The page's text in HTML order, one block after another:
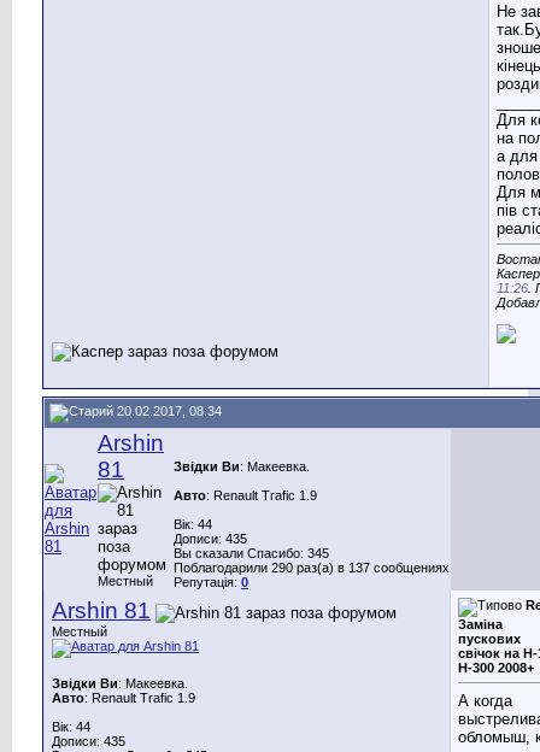
Не
Для
на
а для
Для
пів
11:26
20.02.2017, 08:34
Arshin
81
Местный
Звідки Ви: Макеевка.
Авто: Renault Trafic 1.9
Вік: 44
Дописи: 435
Вы сказали Спасибо: 345
Поблагодарили 290 раз(а) в 137 сообщениях
Репутація: 0
Arshin 81
Местный
Звідки Ви: Макеевка.
Авто: Renault Trafic 1.9
Вік: 44
Дописи: 435
Заміна
пускових
свічок на Н-
Н-300 2008+
А когда
обломыш,